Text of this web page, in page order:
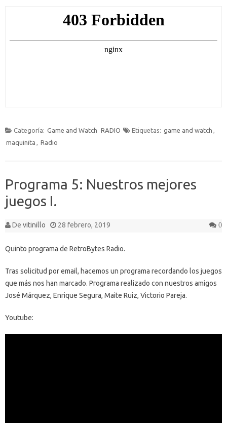
Categoría: Game and Watch RADIO Etiquetas: game and watch ,
maquinita , Radio
Programa 5: Nuestros mejores
juegos I.
De vitinillo 28 febrero, 2019 0
Quinto programa de RetroBytes Radio.
Tras solicitud por email, hacemos un programa recordando los juegos
que más nos han marcado. Programa realizado con nuestros amigos
José Márquez, Enrique Segura, Maite Ruiz, Victorio Pareja.
Youtube: